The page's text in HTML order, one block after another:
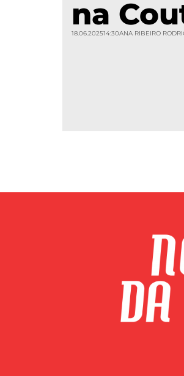
na
18.06.202514:30ANA RIBEIRO